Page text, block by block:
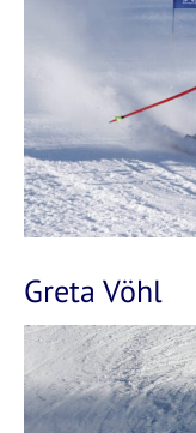
Greta Vöhl